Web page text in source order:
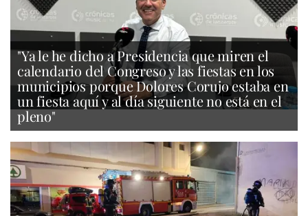
"Ya le he dicho a Presidencia que miren el
calendario del Congreso y las fiestas en los
municipios porque Dolores Corujo estaba en
un fiesta aquí y al día siguiente no está en el
pleno"